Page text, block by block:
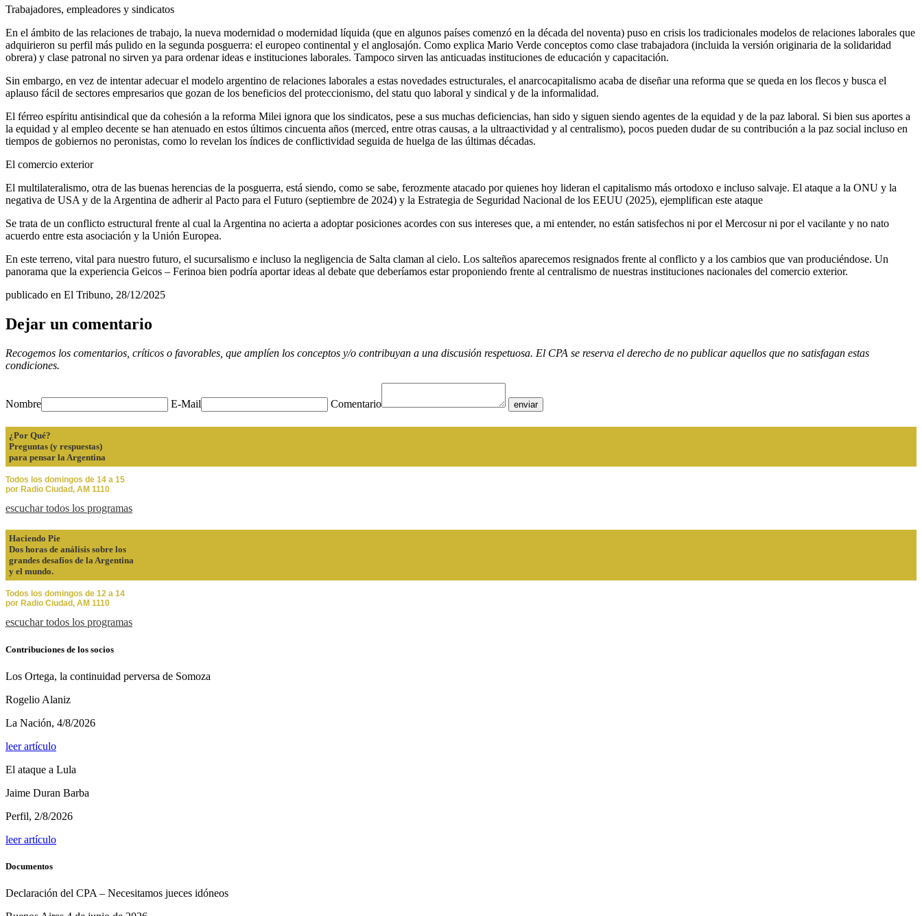
Trabajadores, empleadores y sindicatos
En el ámbito de las relaciones de trabajo, la nueva modernidad o modernidad líquida (que en algunos países comenzó en la década del noventa) puso en crisis los tradicionales modelos de relaciones laborales que
adquirieron su perfil más pulido en la segunda posguerra: el europeo continental y el anglosajón. Como explica Mario Verde conceptos como clase trabajadora (incluida la versión originaria de la solidaridad
obrera) y clase patronal no sirven ya para ordenar ideas e instituciones laborales. Tampoco sirven las anticuadas instituciones de educación y capacitación.
Sin embargo, en vez de intentar adecuar el modelo argentino de relaciones laborales a estas novedades estructurales, el anarcocapitalismo acaba de diseñar una reforma que se queda en los flecos y busca el
aplauso fácil de sectores empresarios que gozan de los beneficios del proteccionismo, del statu quo laboral y sindical y de la informalidad.
El férreo espíritu antisindical que da cohesión a la reforma Milei ignora que los sindicatos, pese a sus muchas deficiencias, han sido y siguen siendo agentes de la equidad y de la paz laboral. Si bien sus aportes a
la equidad y al empleo decente se han atenuado en estos últimos cincuenta años (merced, entre otras causas, a la ultraactividad y al centralismo), pocos pueden dudar de su contribución a la paz social incluso en
tiempos de gobiernos no peronistas, como lo revelan los índices de conflictividad seguida de huelga de las últimas décadas.
El comercio exterior
El multilateralismo, otra de las buenas herencias de la posguerra, está siendo, como se sabe, ferozmente atacado por quienes hoy lideran el capitalismo más ortodoxo e incluso salvaje. El ataque a la ONU y la
negativa de USA y de la Argentina de adherir al Pacto para el Futuro (septiembre de 2024) y la Estrategia de Seguridad Nacional de los EEUU (2025), ejemplifican este ataque
Se trata de un conflicto estructural frente al cual la Argentina no acierta a adoptar posiciones acordes con sus intereses que, a mi entender, no están satisfechos ni por el Mercosur ni por el vacilante y no nato
acuerdo entre esta asociación y la Unión Europea.
En este terreno, vital para nuestro futuro, el sucursalismo e incluso la negligencia de Salta claman al cielo. Los salteños aparecemos resignados frente al conflicto y a los cambios que van produciéndose. Un
panorama que la experiencia Geicos – Ferinoa bien podría aportar ideas al debate que deberíamos estar proponiendo frente al centralismo de nuestras instituciones nacionales del comercio exterior.
publicado en El Tribuno, 28/12/2025
Dejar un comentario
Recogemos los comentarios, críticos o favorables, que amplíen los conceptos y/o contribuyan a una discusión respetuosa. El CPA se reserva el derecho de no publicar aquellos que no satisfagan estas
condiciones.
Nombre E-Mail Comentario
¿Por Qué?
Preguntas (y respuestas)
para pensar la Argentina
Todos los domingos de 14 a 15
por Radio Ciudad, AM 1110
escuchar todos los programas
Haciendo Pie
Dos horas de análisis sobre los
grandes desafíos de la Argentina
y el mundo.
Todos los domingos de 12 a 14
por Radio Ciudad, AM 1110
escuchar todos los programas
Contribuciones de los socios
Los Ortega, la continuidad perversa de Somoza
Rogelio Alaniz
La Nación, 4/8/2026
leer artículo
El ataque a Lula
Jaime Duran Barba
Perfil, 2/8/2026
leer artículo
Documentos
Declaración del CPA – Necesitamos jueces idóneos